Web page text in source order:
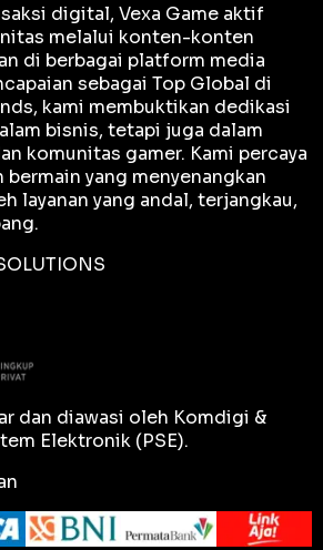
digital, Vexa Game aktif
melalui konten-konten
di berbagai platform media
sebagai Top Global di
kami membuktikan dedikasi
bisnis, tetapi juga dalam
komunitas gamer. Kami percaya
bermain yang menyenangkan
layanan yang andal, terjangkau,
dan diawasi oleh Komdigi &
Elektronik (PSE).